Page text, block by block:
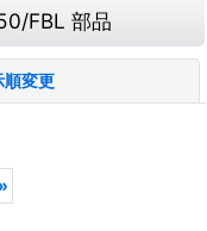
FBL 部品
順変更
»